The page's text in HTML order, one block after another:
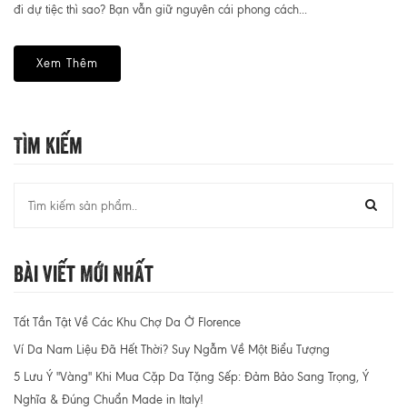
đi dự tiệc thì sao? Bạn vẫn giữ nguyên cái phong cách...
Xem Thêm
Tìm Kiếm
Bài Viết Mới Nhất
Tất Tần Tật Về Các Khu Chợ Da Ở Florence
Ví Da Nam Liệu Đã Hết Thời? Suy Ngẫm Về Một Biểu Tượng
5 Lưu Ý "Vàng" Khi Mua Cặp Da Tặng Sếp: Đảm Bảo Sang Trọng, Ý
Nghĩa & Đúng Chuẩn Made in Italy!